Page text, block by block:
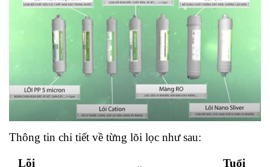
Thông tin chi tiết về từng lõi lọc như sau:
Lõi
Tuổi